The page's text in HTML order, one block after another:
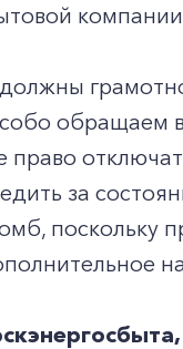
обращаем
за
поскольку